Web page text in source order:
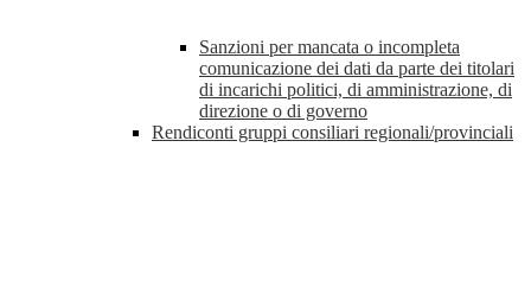
Sanzioni per mancata o incompleta
comunicazione dei dati da parte dei titolari
di incarichi politici, di amministrazione, di
direzione o di governo
Rendiconti gruppi consiliari regionali/provinciali